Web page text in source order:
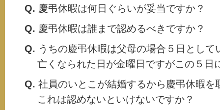
Q. 慶弔休暇は何日ぐらいが妥当ですか？
Q. 慶弔休暇は誰まで認めるべきですか？
Q. うちの慶弔休暇は父母の場合５日として
亡くなられた日が金曜日ですがこの５日
Q. 社員のいとこが結婚するから慶弔休暇を
これは認めないといけないですか？